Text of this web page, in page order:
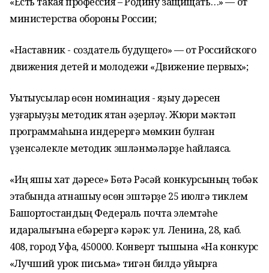
министерства обороны России;
«Наставник - создатель будущего» — от Российского
движения детей и молодежи «Движение первых»;
Уҡытыусылар өсөн номинация - яҙыу дәресен
уҙғарыуҙы методик яҡтан әҙерләү. Жюри мәктәп
программаһына индерергә мөмкин булған
үҙенсәлекле методик эшләнмәләрҙе һайлаясаҡ.
«Иң яҡшы хат дәресе» Бөтә Рәсәй конкурсының төбәк
этабында ҡатнашыу өсөн эштәрҙе 25 июлгә тиклем
Башҡортостандың Федераль почта элемтәһе
идаралығына ебәрергә кәрәк: ул. Ленина, 28, каб.
408, город Уфа, 450000. Конверт тышына «На конкурс
«Лучший урок письма» тигән билдә ҡуйырға